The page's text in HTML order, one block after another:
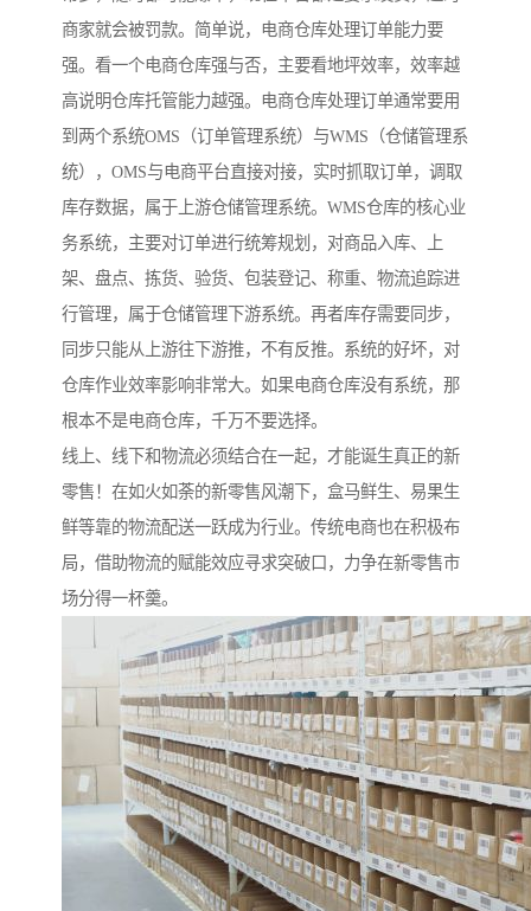
商家就会被罚款。简单说，电商仓库处理订单能力要
强。看一个电商仓库强与否，主要看地坪效率，效率越
高说明仓库托管能力越强。电商仓库处理订单通常要用
到两个系统OMS（订单管理系统）与WMS（仓储管理系
统），OMS与电商平台直接对接，实时抓取订单，调取
库存数据，属于上游仓储管理系统。WMS仓库的核心业
务系统，主要对订单进行统筹规划，对商品入库、上
架、盘点、拣货、验货、包装登记、称重、物流追踪进
行管理，属于仓储管理下游系统。再者库存需要同步，
同步只能从上游往下游推，不有反推。系统的好坏，对
仓库作业效率影响非常大。如果电商仓库没有系统，那
根本不是电商仓库，千万不要选择。
线上、线下和物流必须结合在一起，才能诞生真正的新
零售！在如火如荼的新零售风潮下，盒马鲜生、易果生
鲜等靠的物流配送一跃成为行业。传统电商也在积极布
局，借助物流的赋能效应寻求突破口，力争在新零售市
场分得一杯羹。